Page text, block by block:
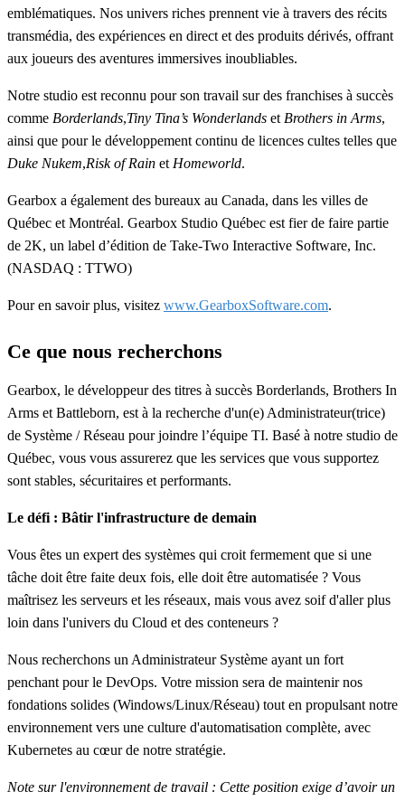
emblématiques. Nos univers riches prennent vie à travers des récits
transmédia, des expériences en direct et des produits dérivés, offrant
aux joueurs des aventures immersives inoubliables.
Notre studio est reconnu pour son travail sur des franchises à succès
comme Borderlands,Tiny Tina’s Wonderlands et Brothers in Arms,
ainsi que pour le développement continu de licences cultes telles que
Duke Nukem,Risk of Rain et Homeworld.
Gearbox a également des bureaux au Canada, dans les villes de
Québec et Montréal. Gearbox Studio Québec est fier de faire partie
de 2K, un label d’édition de Take-Two Interactive Software, Inc.
(NASDAQ : TTWO)
Pour en savoir plus, visitez www.GearboxSoftware.com.
Ce que nous recherchons
Gearbox, le développeur des titres à succès Borderlands, Brothers In
Arms et Battleborn, est à la recherche d'un(e) Administrateur(trice)
de Système / Réseau pour joindre l’équipe TI. Basé à notre studio de
Québec, vous vous assurerez que les services que vous supportez
sont stables, sécuritaires et performants.
Le défi : Bâtir l'infrastructure de demain
Vous êtes un expert des systèmes qui croit fermement que si une
tâche doit être faite deux fois, elle doit être automatisée ? Vous
maîtrisez les serveurs et les réseaux, mais vous avez soif d'aller plus
loin dans l'univers du Cloud et des conteneurs ?
Nous recherchons un Administrateur Système ayant un fort
penchant pour le DevOps. Votre mission sera de maintenir nos
fondations solides (Windows/Linux/Réseau) tout en propulsant notre
environnement vers une culture d'automatisation complète, avec
Kubernetes au cœur de notre stratégie.
Note sur l'environnement de travail : Cette position exige d’avoir un